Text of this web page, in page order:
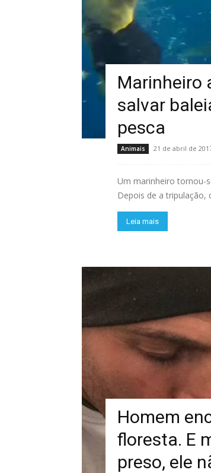
Marinheiro
salvar
pesca
Animais 21 de abril de
Um marinheiro tornou-
Depois de a tripulação,
Leia mais
Homem
floresta. E
preso, ele